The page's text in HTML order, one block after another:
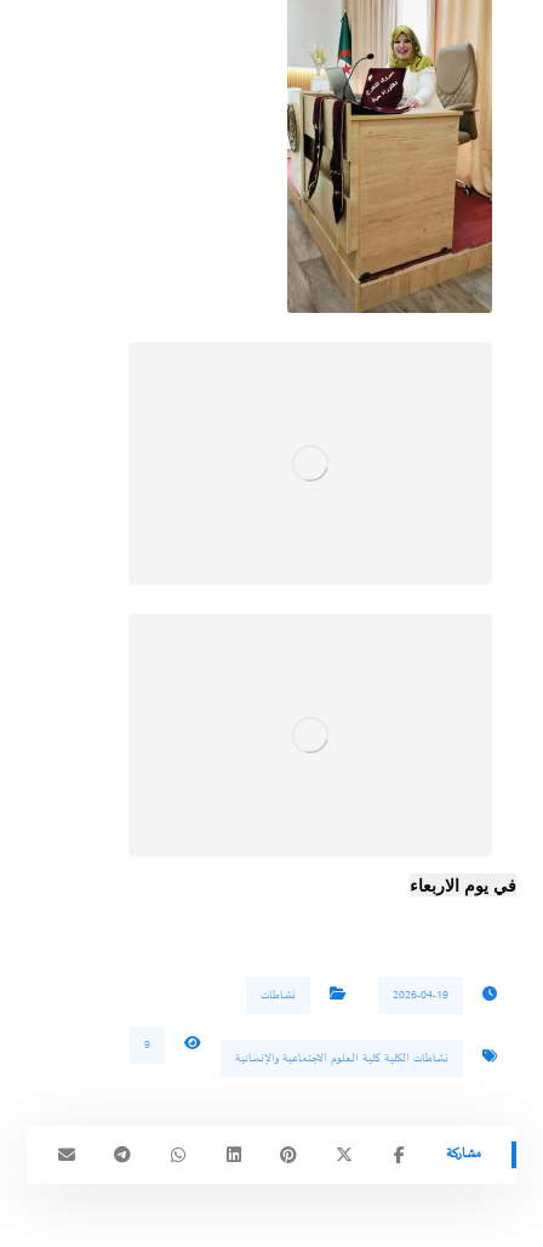
في يوم الاربعاء
2026-04-19 نشاطات
نشاطات الكلية كلية العلوم الاجتماعية والإنسانية
9